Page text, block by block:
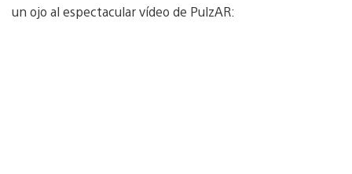
un ojo al espectacular vídeo de PulzAR: